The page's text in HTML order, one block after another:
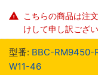
こちらの商品は注
けして申し訳ござい
型番: BBC-RM9450-
W11-46